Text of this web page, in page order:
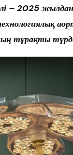
– 2025
тұрақты